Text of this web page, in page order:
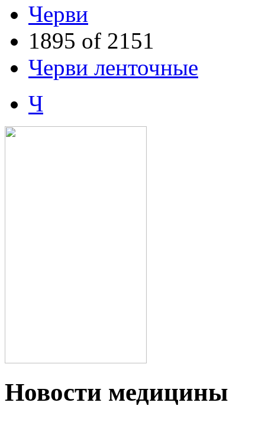
Черви
1895 of 2151
Черви ленточные
Ч
Новости медицины